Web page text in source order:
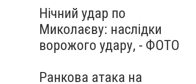
Нічний удар по
Миколаєву: наслідки
ворожого удару, - ФОТО
Ранкова атака на